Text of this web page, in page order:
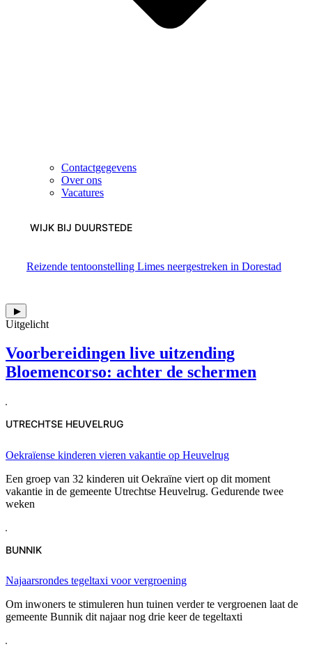
Contactgegevens
Over ons
Vacatures
WIJK BIJ DUURSTEDE
Reizende tentoonstelling Limes neergestreken in Dorestad
▶
Uitgelicht
Voorbereidingen live uitzending
Bloemencorso: achter de schermen
UTRECHTSE HEUVELRUG
Oekraïense kinderen vieren vakantie op Heuvelrug
Een groep van 32 kinderen uit Oekraïne viert op dit moment
vakantie in de gemeente Utrechtse Heuvelrug. Gedurende twee
weken
BUNNIK
Najaarsrondes tegeltaxi voor vergroening
Om inwoners te stimuleren hun tuinen verder te vergroenen laat de
gemeente Bunnik dit najaar nog drie keer de tegeltaxti